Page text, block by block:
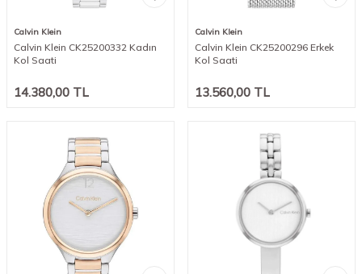
Calvin Klein
Calvin Klein CK25200332 Kadın
Kol Saati
14.380,00 TL
Calvin Klein
Calvin Klein CK25200296 Erkek
Kol Saati
13.560,00 TL